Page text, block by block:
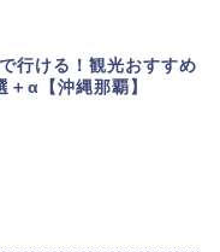
行ける！観光おすすめ
＋α【沖縄那覇】